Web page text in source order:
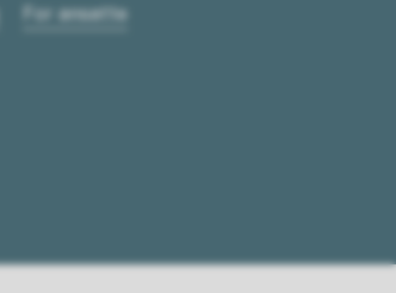
For ansatte